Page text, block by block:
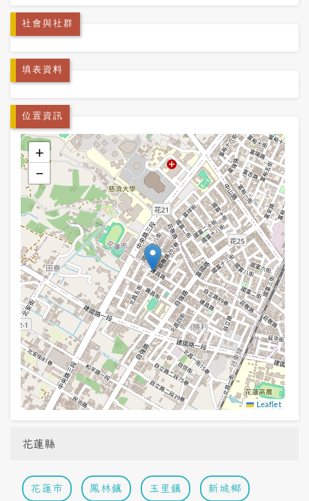
社會與社群
填表資料
位置資訊
+
−
Leaflet
花蓮縣
花蓮市 鳳林鎮 玉里鎮 新城鄉